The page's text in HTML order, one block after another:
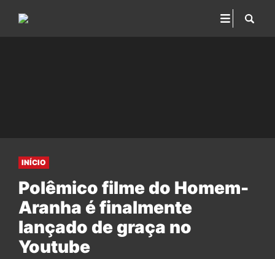
INÍCIO
Polêmico filme do Homem-
Aranha é finalmente
lançado de graça no
Youtube